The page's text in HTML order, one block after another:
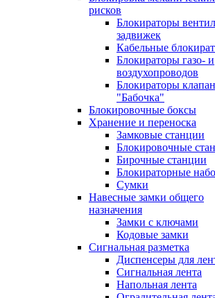
рисков
Блокираторы
задвижек
Кабельные
Блокираторы газо- и
воздухопроводов
Блокираторы
"Бабочка"
Блокировочные боксы
Хранение и переноска
Замковые станции
Блокировочные
Бирочные станции
Блокираторные
Сумки
Навесные замки общего
назначения
Замки с ключами
Кодовые замки
Сигнальная разметка
Диспенсеры для
Сигнальная лента
Напольная лента